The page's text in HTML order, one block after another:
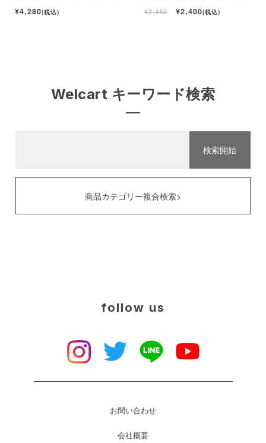
¥4,280(税込) ¥2,450 ¥2,400(税込)
Welcart キーワード検索
商品カテゴリー複合検索>
follow us
お問い合わせ
会社概要